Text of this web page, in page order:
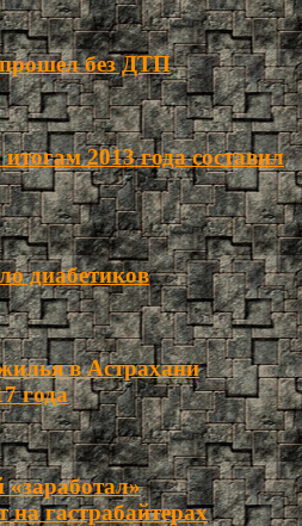
без ДТП
2013 года составил
диабетиков
в Астрахани
года
«заработал»
гастрабайтерах